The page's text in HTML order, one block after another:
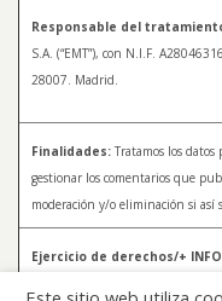
Responsable del
S.A. (“EMT”), con N.I.F.
28007. Madrid.
Finalidades: Tratamos los
gestionar los comentarios que
moderación y/o eliminación si así
Ejercicio de derechos/+